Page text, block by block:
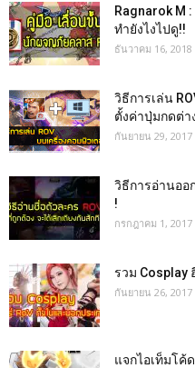
Ragnarok M
ทำยังไงไปดู!!
ธันวาคม 16, 2018
วิธีการเล่น
ตั้งค่าปุ่มกดต่า
กันยายน 29, 2017
วิธีการอ่านออ
!
กรกฎาคม 1, 2017
รวม Cosplay
กันยายน 26, 2017
แจกไอเท็มโค้